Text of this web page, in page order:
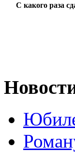
С какого раза